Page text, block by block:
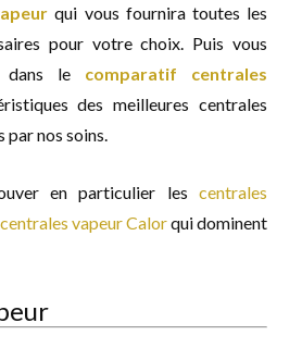
qui vous fournira toutes les
pour votre choix. Puis vous
dans le comparatif centrales
des meilleures centrales
nos soins.
en particulier les centrales
centrales vapeur Calorqui dominent